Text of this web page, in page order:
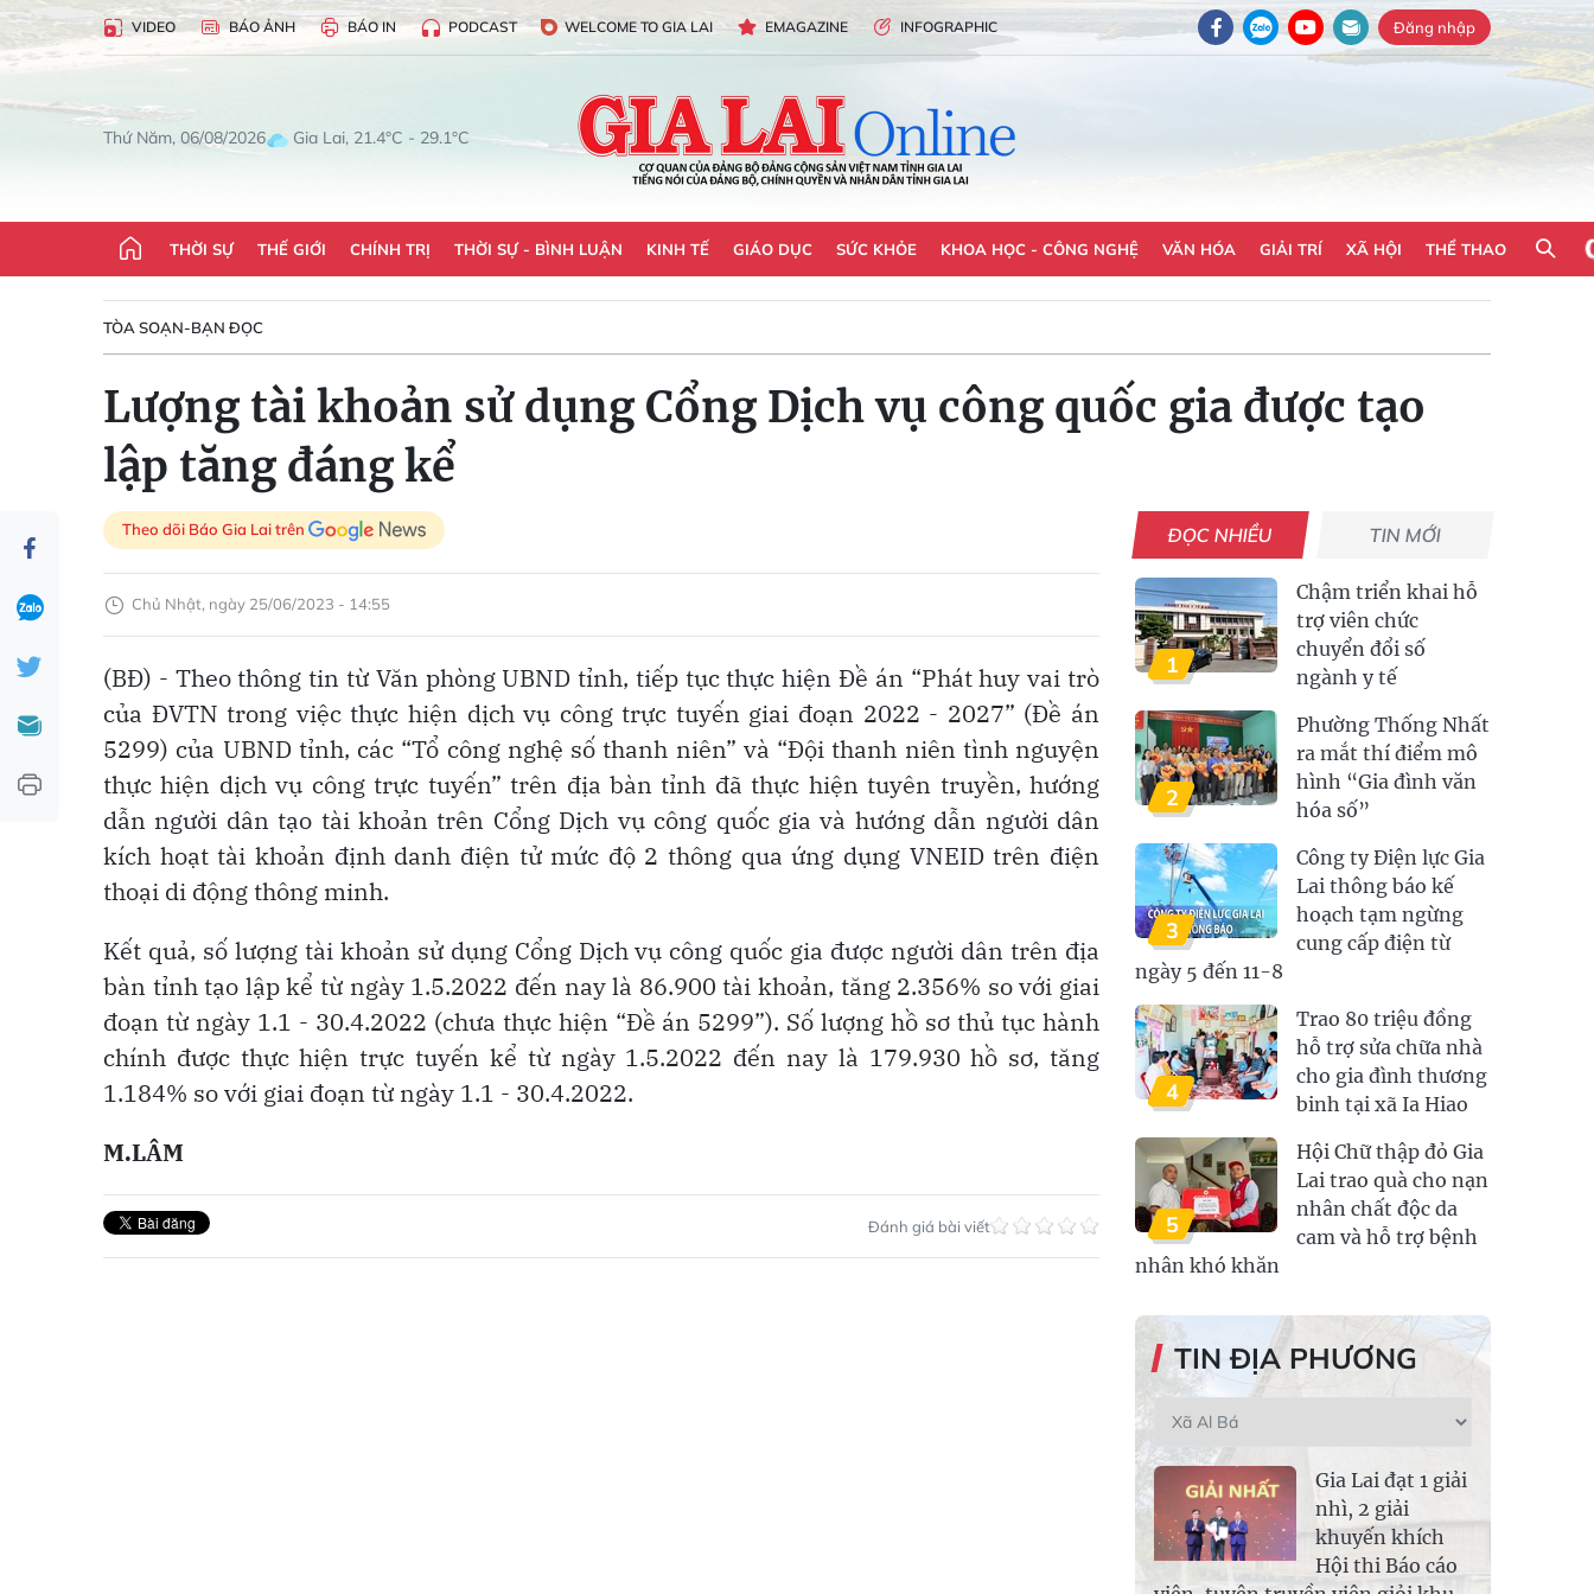
VIDEO BÁO ẢNH BÁO IN PODCAST WELCOME TO GIA LAI EMAGAZINE INFOGRAPHIC Đăng nhập
Thứ Năm, 06/08/2026 Gia Lai, 21.4°C - 29.1°C
THỜI SỰ THẾ GIỚI CHÍNH TRỊ THỜI SỰ - BÌNH LUẬN KINH TẾ GIÁO DỤC SỨC KHỎE KHOA HỌC - CÔNG NGHỆ VĂN HÓA GIẢI TRÍ XÃ HỘI THỂ THAO
TÒA SOẠN-BẠN ĐỌC
Lượng tài khoản sử dụng Cổng Dịch vụ công quốc gia được tạo
lập tăng đáng kể
Theo dõi Báo Gia Lai trên
Chủ Nhật, ngày 25/06/2023 - 14:55
(BĐ) - Theo thông tin từ Văn phòng UBND tỉnh, tiếp tục thực hiện Đề án “Phát huy vai trò
của ĐVTN trong việc thực hiện dịch vụ công trực tuyến giai đoạn 2022 - 2027” (Đề án
5299) của UBND tỉnh, các “Tổ công nghệ số thanh niên” và “Đội thanh niên tình nguyện
thực hiện dịch vụ công trực tuyến” trên địa bàn tỉnh đã thực hiện tuyên truyền, hướng
dẫn người dân tạo tài khoản trên Cổng Dịch vụ công quốc gia và hướng dẫn người dân
kích hoạt tài khoản định danh điện tử mức độ 2 thông qua ứng dụng VNEID trên điện
thoại di động thông minh.
Kết quả, số lượng tài khoản sử dụng Cổng Dịch vụ công quốc gia được người dân trên địa
bàn tỉnh tạo lập kể từ ngày 1.5.2022 đến nay là 86.900 tài khoản, tăng 2.356% so với giai
đoạn từ ngày 1.1 - 30.4.2022 (chưa thực hiện “Đề án 5299”). Số lượng hồ sơ thủ tục hành
chính được thực hiện trực tuyến kể từ ngày 1.5.2022 đến nay là 179.930 hồ sơ, tăng
1.184% so với giai đoạn từ ngày 1.1 - 30.4.2022.
M.LÂM
Đánh giá bài viết
ĐỌC NHIỀU TIN MỚI
1
Chậm triển khai hỗ
trợ viên chức
chuyển đổi số
ngành y tế
2
Phường Thống Nhất
ra mắt thí điểm mô
hình “Gia đình văn
hóa số”
3
Công ty Điện lực Gia
Lai thông báo kế
hoạch tạm ngừng
cung cấp điện từ
ngày 5 đến 11-8
4
Trao 80 triệu đồng
hỗ trợ sửa chữa nhà
cho gia đình thương
binh tại xã Ia Hiao
5
Hội Chữ thập đỏ Gia
Lai trao quà cho nạn
nhân chất độc da
cam và hỗ trợ bệnh
nhân khó khăn
TIN ĐỊA PHƯƠNG
Gia Lai đạt 1 giải
nhì, 2 giải
khuyến khích
Hội thi Báo cáo